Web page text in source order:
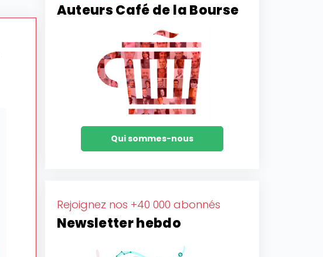
Auteurs Café de la Bourse
Qui sommes-nous
Rejoignez nos +40 000 abonnés
Newsletter hebdo